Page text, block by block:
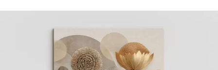
Від290.00грн
Яскраві, насичені кольори
Стійкість до вицвітання
Безпечне чорнило без запаху
Поверхня з текстурою полотна